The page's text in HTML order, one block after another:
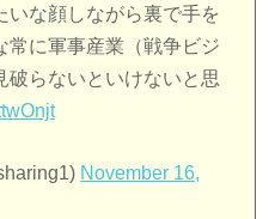
いな顔しながら裏で手を
常に軍事産業（戦争ビジ
破らないといけないと思
November 16,